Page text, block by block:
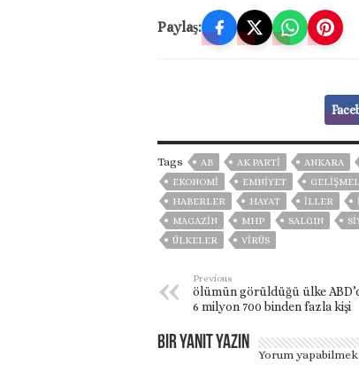
Paylaş:
Tags AB AK PARTİ ANKARA
EKONOMİ
EMNİYET
HABERLER
HAYAT İLLER
MAGAZİN
MHP SALGIN
ÜLKELER
VIRÜS
Previous
ölümün görüldüğü ülke
6 milyon 700 binden fazla kişi
Bir yanıt yazın
Yorum